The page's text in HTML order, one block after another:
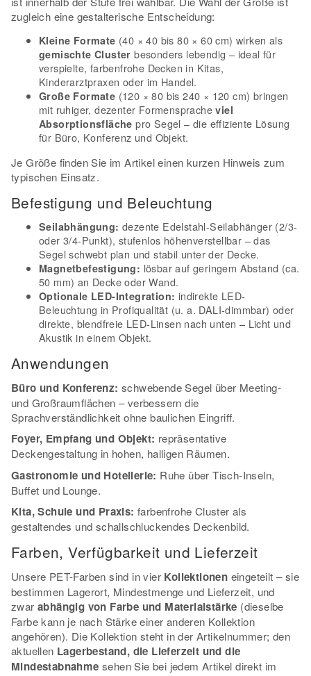
zugleich eine gestalterische Entscheidung:
Kleine Formate (40 × 40 bis 80 × 60 cm) wirken als
gemischte Cluster besonders lebendig – ideal für
verspielte, farbenfrohe Decken in Kitas,
Kinderarztpraxen oder im Handel.
Große Formate (120 × 80 bis 240 × 120 cm) bringen
mit ruhiger, dezenter Formenspracheviel
Absorptionsfläche pro Segel – die effiziente Lösung
für Büro, Konferenz und Objekt.
Je Größe finden Sie im Artikel einen kurzen Hinweis zum
typischen Einsatz.
Befestigung und Beleuchtung
Seilabhängung: dezente Edelstahl-Seilabhänger (2/3-
oder 3/4-Punkt), stufenlos höhenverstellbar – das
Segel schwebt plan und stabil unter der Decke.
Magnetbefestigung: lösbar auf geringem Abstand (ca.
50 mm) an Decke oder Wand.
Optionale LED-Integration: indirekte LED-
Beleuchtung in Profiqualität (u. a. DALI-dimmbar) oder
direkte, blendfreie LED-Linsen nach unten – Licht und
Akustik in einem Objekt.
Anwendungen
Büro und Konferenz: schwebende Segel über Meeting-
und Großraumflächen – verbessern die
Sprachverständlichkeit ohne baulichen Eingriff.
Foyer, Empfang und Objekt: repräsentative
Deckengestaltung in hohen, halligen Räumen.
Gastronomie und Hotellerie: Ruhe über Tisch-Inseln,
Buffet und Lounge.
Kita, Schule und Praxis: farbenfrohe Cluster als
gestaltendes und schallschluckendes Deckenbild.
Farben, Verfügbarkeit und Lieferzeit
Unsere PET-Farben sind in vier Kollektionen eingeteilt – sie
bestimmen Lagerort, Mindestmenge und Lieferzeit, und
zwar abhängig von Farbe und Materialstärke (dieselbe
Farbe kann je nach Stärke einer anderen Kollektion
angehören). Die Kollektion steht in der Artikelnummer; den
aktuellen Lagerbestand, die Lieferzeit und die
Mindestabnahme sehen Sie bei jedem Artikel direkt im